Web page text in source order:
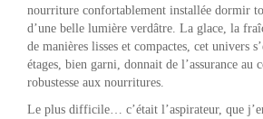
nourriture confortablement installée dormir
d’une belle lumière verdâtre. La glace, la
de manières lisses et compactes, cet univers
étages, bien garni, donnait de l’assurance au
robustesse aux nourritures.
Le plus difficile… c’était l’aspirateur, que